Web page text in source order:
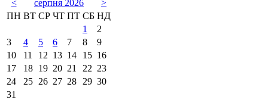
< серпня 2026
>
ПН ВТ СР ЧТ ПТ СБ НД
1
2
3
4 5 6 7 8
9
10
11 12 13 14 15 16
17
18 19 20 21 22 23
24
25 26 27 28 29 30
31